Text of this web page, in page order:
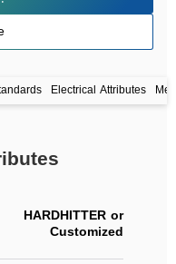
Electrical Attributes
HARDHITTER or
Customized